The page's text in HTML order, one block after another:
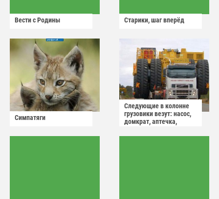
Вести с Родины Старики, шаг вперёд
Симпатяги
Следующие в колонне
грузовики везут: насос,
домкрат, аптечка,